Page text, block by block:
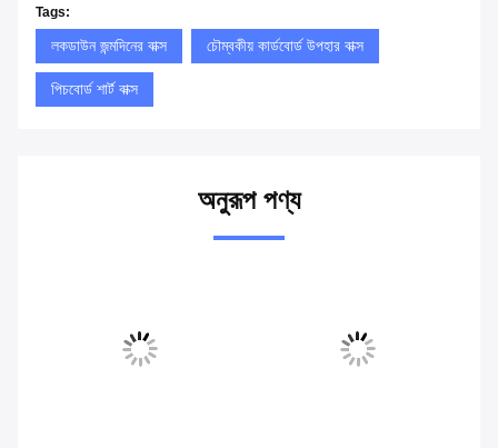
Tags:
লকডাউন জন্মদিনের বাক্স চৌম্বকীয় কার্ডবোর্ড উপহার বাক্স
পিচবোর্ড শার্ট বাক্স
অনুরূপ পণ্য